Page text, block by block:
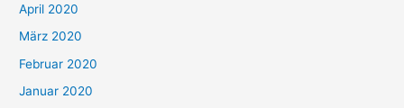
April 2020
März 2020
Februar 2020
Januar 2020